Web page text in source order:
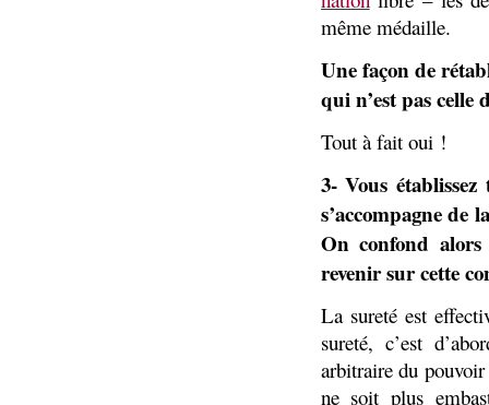
même médaille.
Une façon de
qui n’est pas celle
Tout à fait oui !
3- Vous
s’accompagne de
On confond
revenir sur cette
La sureté est
sureté, c’est
arbitraire du
ne soit plus